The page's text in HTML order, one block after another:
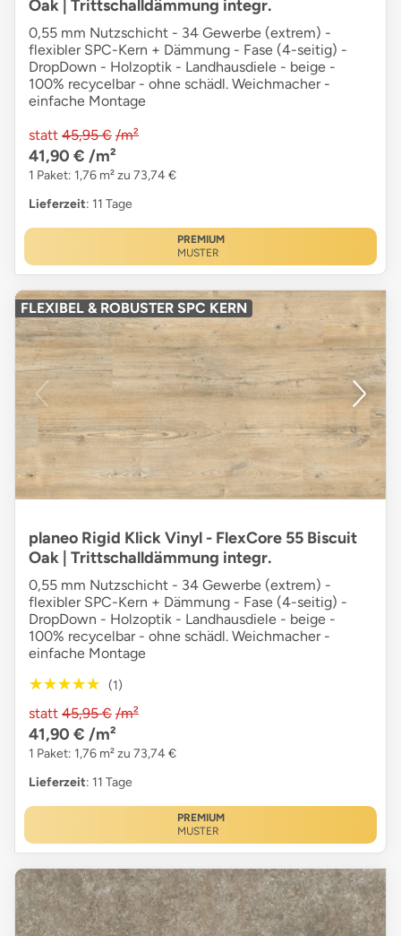
Oak | Trittschalldämmung integr.
0,55 mm Nutzschicht - 34 Gewerbe (extrem) -
flexibler SPC-Kern + Dämmung - Fase (4-seitig) -
DropDown - Holzoptik - Landhausdiele - beige -
100% recycelbar - ohne schädl. Weichmacher -
einfache Montage
statt 45,95 € /m²
41,90 € /m²
1 Paket: 1,76 m² zu 73,74 €
Lieferzeit: 11 Tage
PREMIUM
MUSTER
FLEXIBEL & ROBUSTER SPC KERN
planeo Rigid Klick Vinyl - FlexCore 55 Biscuit
Oak | Trittschalldämmung integr.
0,55 mm Nutzschicht - 34 Gewerbe (extrem) -
flexibler SPC-Kern + Dämmung - Fase (4-seitig) -
DropDown - Holzoptik - Landhausdiele - beige -
100% recycelbar - ohne schädl. Weichmacher -
einfache Montage
★★★★★
★★★★★ (1)
statt 45,95 € /m²
41,90 € /m²
1 Paket: 1,76 m² zu 73,74 €
Lieferzeit: 11 Tage
PREMIUM
MUSTER